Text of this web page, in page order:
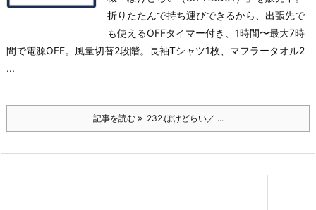
折りたたんで持ち運びできるから、出張先で
も使えるOFFタイマー付き、1時間〜最大7時
間で電源OFF。風量切替2段階。 長袖Tシャツ1枚、マフラータオル2
...
記事を読む 232.ぽけどらい／ ...